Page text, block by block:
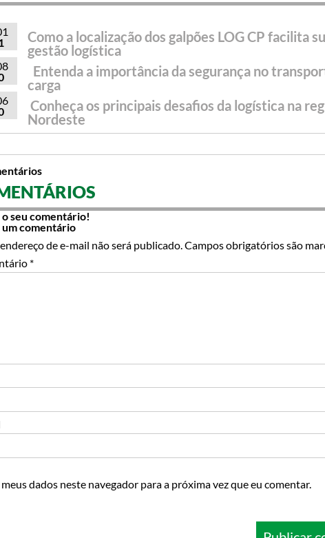
Como a localização dos galpões LOG CP facilita
gestão logística
Entenda a importância da segurança no
carga
Conheça os principais desafios da logística na
Nordeste
seu comentário!
comentário
de e-mail não será publicado.Campos obrigatórios são
*
meus dados neste navegador para a próxima vez que eu comentar.